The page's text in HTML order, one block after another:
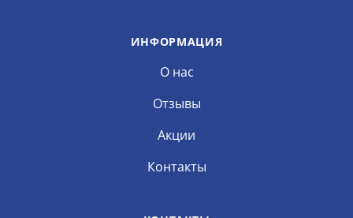
ИНФОРМАЦИЯ
О нас
Отзывы
Акции
Контакты